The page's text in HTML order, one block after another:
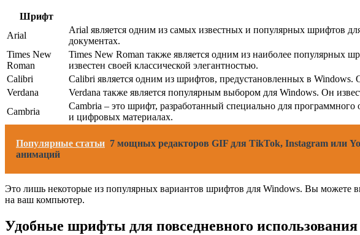
Шрифт
Arial
Arial является одним из самых известных и популярных шрифтов
документах.
Times New
Roman
Times New Roman также является одним из наиболее популярных
известен своей классической элегантностью.
Calibri
Calibri является одним из шрифтов, предустановленных в
Verdana
Verdana также является популярным выбором для Windows. Он
Cambria
Cambria – это шрифт, разработанный специально для
и цифровых материалах.
Популярные статьи 7 мощных редакторов GIF для TikTok, Instagram или
анимаций
Это лишь некоторые из популярных вариантов шрифтов для Windows. Вы можете
на ваш компьютер.
Удобные шрифты для повседневного использования